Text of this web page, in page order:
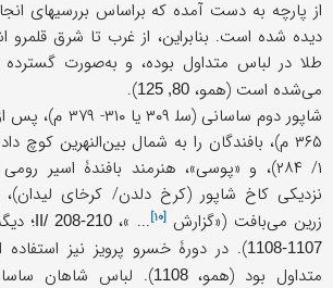
از پارچه به دست آمده که براساس بررسیهای
دیده شده است. بنابراین، از غرب تا شرق قلمرو
طلا در لباس متداول بوده، و به‌صورت گسترده
می‌شده است (همو، 80, 125
).
شاپور دوم ساسانی
۳۶۵ م)، بافندگان را به شمال بین‌النهرین کوچ داد (مسعودی،
۱/ ۲۸۴)، و «پوسی»، هنرمند بافندۀ اسیر
نزدیکی کاخ شاپور (کرخ دلدن/ کرخای
زرین می‌بافت («گزارش[۱۰] ... »،II/ 208-210؛
1107-1108
). در دورۀ خسرو پرویز نیز استفاده
متداول بود (همو،1108). لباس شاهان